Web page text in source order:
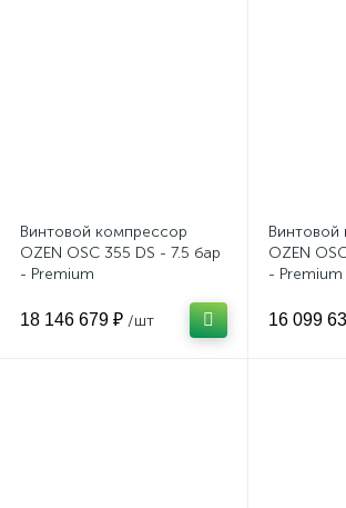
Винтовой компрессор
OZEN OSC 355 DS - 7.5 бар
- Premium
18 146 679 ₽ /шт
Винтовой
OZEN
- Premium
16 099